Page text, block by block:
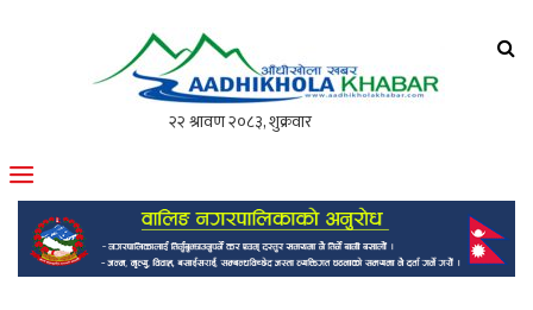
मोफसलकै लोकप्रिय अनलाइन पत्रिका